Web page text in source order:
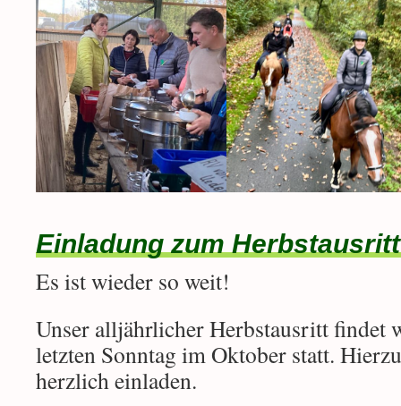
Einladung zum Herbstausritt
Es ist wieder so weit!
Unser alljährlicher Herbstausritt findet
letzten Sonntag im Oktober statt.
herzlich einladen.